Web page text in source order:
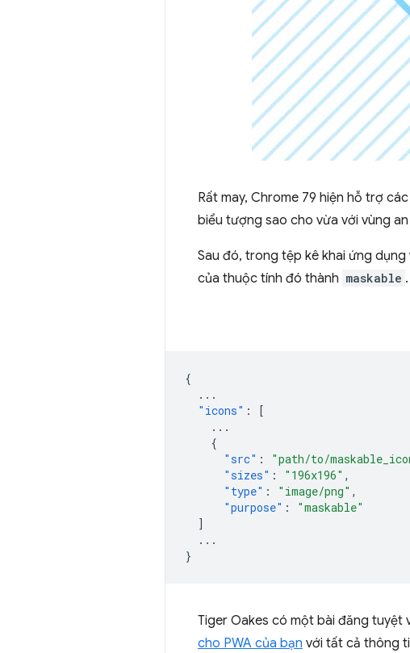
Rất may, Chrome 79 hiện hỗ trợ
biểu tượng sao cho vừa với vùng
Sau đó, trong tệp kê khai ứng
của thuộc tính đó thành maskable .
{
...
"icons" :
[
...
{
"src" : "path/to/
"sizes" : "196x196" ,
"type" : "image/png" ,
"purpose" :
"maskable"
]
...
}
Tiger Oakes có một bài đăng tuyệt
cho PWA của bạn với tất cả thông